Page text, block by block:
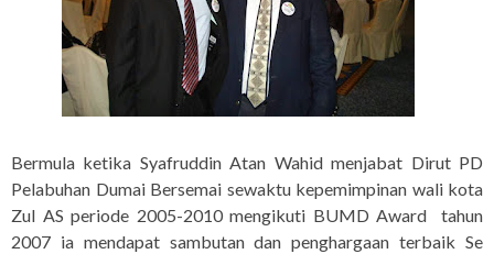
Bermula ketika Syafruddin Atan Wahid menjabat Dirut PD
Pelabuhan Dumai Bersemai sewaktu kepemimpinan wali kota
Zul AS periode 2005-2010 mengikuti BUMD Award tahun
2007 ia mendapat sambutan dan penghargaan terbaik Se